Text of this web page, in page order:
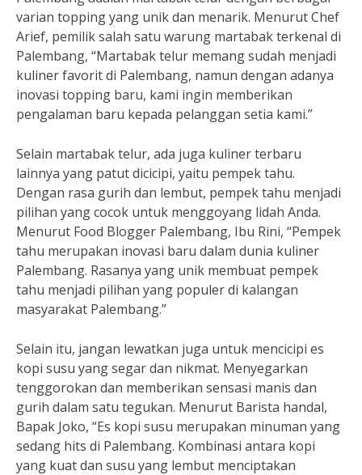
varian topping yang unik dan menarik. Menurut Chef
Arief, pemilik salah satu warung martabak terkenal di
Palembang, “Martabak telur memang sudah menjadi
kuliner favorit di Palembang, namun dengan adanya
inovasi topping baru, kami ingin memberikan
pengalaman baru kepada pelanggan setia kami.”
Selain martabak telur, ada juga kuliner terbaru
lainnya yang patut dicicipi, yaitu pempek tahu.
Dengan rasa gurih dan lembut, pempek tahu menjadi
pilihan yang cocok untuk menggoyang lidah Anda.
Menurut Food Blogger Palembang, Ibu Rini, “Pempek
tahu merupakan inovasi baru dalam dunia kuliner
Palembang. Rasanya yang unik membuat pempek
tahu menjadi pilihan yang populer di kalangan
masyarakat Palembang.”
Selain itu, jangan lewatkan juga untuk mencicipi es
kopi susu yang segar dan nikmat. Menyegarkan
tenggorokan dan memberikan sensasi manis dan
gurih dalam satu tegukan. Menurut Barista handal,
Bapak Joko, “Es kopi susu merupakan minuman yang
sedang hits di Palembang. Kombinasi antara kopi
yang kuat dan susu yang lembut menciptakan